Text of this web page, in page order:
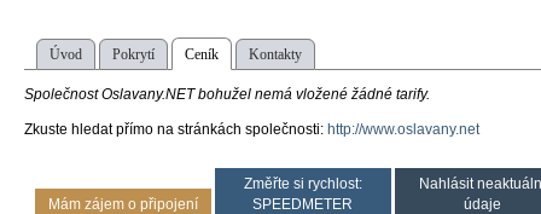
Úvod Pokrytí Ceník Kontakty
Společnost Oslavany.NET bohužel nemá vložené žádné tarify.
Zkuste hledat přímo na stránkách společnosti: http://www.oslavany.net
Mám zájem o připojení
Změřte si rychlost:
SPEEDMETER
Nahlásit
údaje